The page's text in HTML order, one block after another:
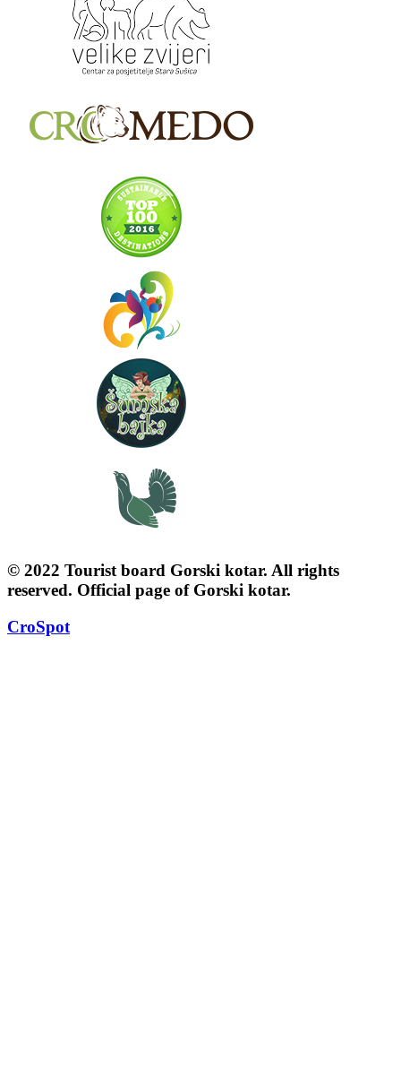
© 2022 Tourist board Gorski kotar. All rights
reserved. Official page of Gorski kotar.
CroSpot